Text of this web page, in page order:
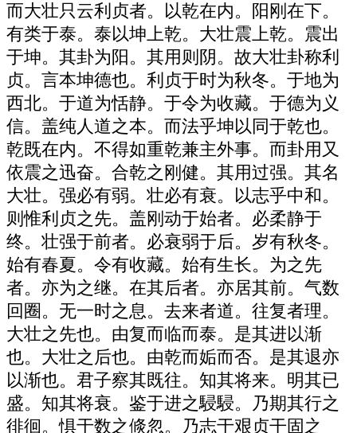
而大壮只云利贞者。以乾在内。阳刚在下。
有类于泰。泰以坤上乾。大壮震上乾。震出
于坤。其卦为阳。其用则阴。故大壮卦称利
贞。言本坤德也。利贞于时为秋冬。于地为
西北。于道为恬静。于令为收藏。于德为义
信。盖纯人道之本。而法乎坤以同于乾也。
乾既在内。不得如重乾兼主外事。而卦用又
依震之迅奋。合乾之刚健。其用过强。其名
大壮。强必有弱。壮必有衰。以志乎中和。
则惟利贞之先。盖刚动于始者。必柔静于
终。壮强于前者。必衰弱于后。岁有秋冬。
始有春夏。令有收藏。始有生长。为之先
者。亦为之继。在其后者。亦居其前。气数
回圈。无一时之息。去来者道。往复者理。
大壮之先也。由复而临而泰。是其进以渐
也。大壮之后也。由乾而姤而否。是其退亦
以渐也。君子察其既往。知其将来。明其已
盛。知其将衰。鉴于进之駸駸。乃期其行之
徘徊。惧于数之倐忽。乃志于艰贞干固之